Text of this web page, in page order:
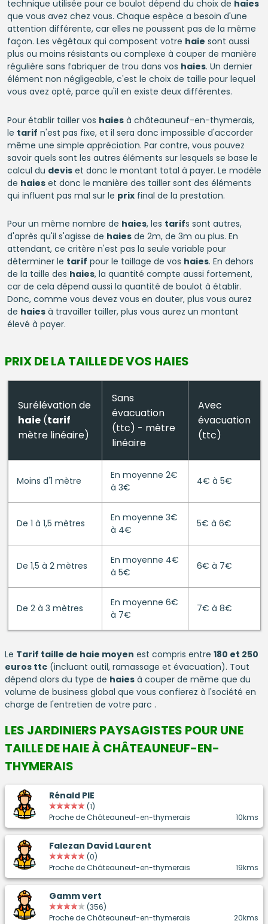
technique utilisée pour ce boulot dépend du choix de haies
que vous avez chez vous. Chaque espèce a besoin d'une
attention différente, car elles ne poussent pas de la même
façon. Les végétaux qui composent votre haie sont aussi
plus ou moins résistants ou complexe à couper de manière
régulière sans fabriquer de trou dans vos haies. Un dernier
élément non négligeable, c'est le choix de taille pour lequel
vous avez opté, parce qu'il en existe deux différentes.
Pour établir tailler vos haiesà châteauneuf-en-thymerais,
le tarif n'est pas fixe, et il sera donc impossible d'accorder
même une simple appréciation. Par contre, vous pouvez
savoir quels sont les autres éléments sur lesquels se base le
calcul du deviset donc le montant total à payer. Le modèle
de haieset donc le manière des tailler sont des éléments
qui influent pas mal sur le prixfinal de la prestation.
Pour un même nombre de haies, les tarifs sont autres,
d'après qu'il s'agisse de haiesde 2m, de 3m ou plus. En
attendant, ce critère n'est pas la seule variable pour
déterminer le tarif pour le taillage de vos haies. En dehors
de la taille des haies, la quantité compte aussi fortement,
car de cela dépend aussi la quantité de boulot à établir.
Donc, comme vous devez vous en douter, plus vous aurez
de haiesà travailler tailler, plus vous aurez un montant
élevé à payer.
PRIX DE LA TAILLE DE VOS HAIES
Surélévation de
haie(tarif
mètre linéaire)
Sans
évacuation
(ttc) - mètre
linéaire
Avec
évacuation
(ttc)
Moins d'1 mètre
En moyenne 2€
à 3€
4€ à 5€
De 1 à 1,5 mètres
En moyenne 3€
à 4€
5€ à 6€
De 1,5 à 2 mètres
En moyenne 4€
à 5€
6€ à 7€
De 2 à 3 mètres
En moyenne 6€
à 7€
7€ à 8€
Le Tarif taille de haie moyen est compris entre 180 et 250
euros ttc (incluant outil, ramassage et évacuation). Tout
dépend alors du type de haies à couper de même que du
volume de business global que vous confierez à l'société en
charge de l'entretien de votre parc .
LES JARDINIERS PAYSAGISTES POUR UNE
TAILLE DE HAIE À CHÂTEAUNEUF-EN-
THYMERAIS
Rénald PIE
(1)
Proche de Châteauneuf-en-thymerais
10kms
Falezan David Laurent
(0)
Proche de Châteauneuf-en-thymerais
19kms
Gamm vert
(356)
Proche de Châteauneuf-en-thymerais
20kms